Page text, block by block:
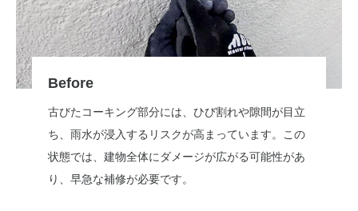
Before
古びたコーキング部分には、ひび割れや隙間が目立
ち、雨水が浸入するリスクが高まっています。この
状態では、建物全体にダメージが広がる可能性があ
り、早急な補修が必要です。